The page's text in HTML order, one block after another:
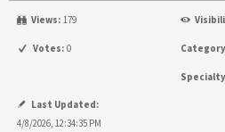
Views: 179
Votes: 0
Last Updated:
4/8/2026, 12:34:35 PM